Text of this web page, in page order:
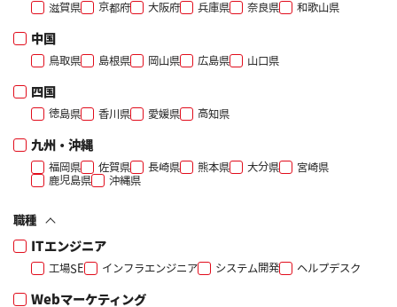
滋賀県 京都府 大阪府 兵庫県 奈良県 和歌山県
中国
鳥取県 島根県 岡山県 広島県 山口県
四国
徳島県 香川県 愛媛県 高知県
九州・沖縄
福岡県 佐賀県 長崎県 熊本県 大分県
宮崎県
鹿児島県
沖縄県
職種
ITエンジニア
工場SE インフラエンジニア システム開発 ヘルプデスク
Webマーケティング